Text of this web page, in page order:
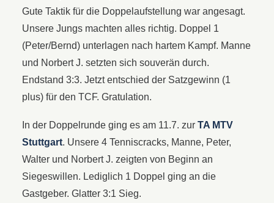
Gute Taktik für die Doppelaufstellung war angesagt.
Unsere Jungs machten alles richtig. Doppel 1
(Peter/Bernd) unterlagen nach hartem Kampf. Manne
und Norbert J. setzten sich souverän durch.
Endstand 3:3. Jetzt entschied der Satzgewinn (1
plus) für den TCF. Gratulation.
In der Doppelrunde ging es am 11.7. zur TA MTV
Stuttgart. Unsere 4 Tenniscracks, Manne, Peter,
Walter und Norbert J. zeigten von Beginn an
Siegeswillen. Lediglich 1 Doppel ging an die
Gastgeber. Glatter 3:1 Sieg.